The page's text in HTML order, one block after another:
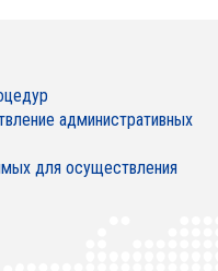
административных
для осуществления